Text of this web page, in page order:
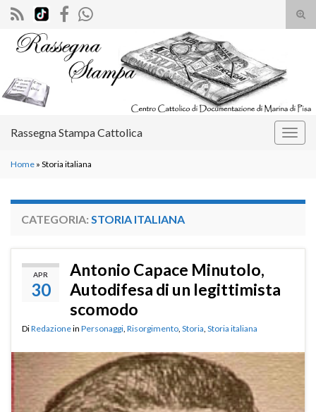
il
Search for:
Rassegna Stampa Cattolica
Home » Storia italiana
CATEGORIA: STORIA ITALIANA
APR
30
Antonio Capace Minutolo,
Autodifesa di un legittimista
scomodo
DiRedazionein Personaggi Risorgimento Storia Storia italiana